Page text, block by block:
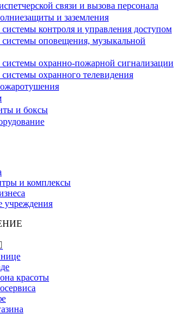
связи и вызова персонала
и заземления
системы контроля и управления доступом
системы оповещения, музыкальной
системы охранно-пожарной сигнализации
охранного телевидения
и боксы
и комплексы
учреждения
красоты